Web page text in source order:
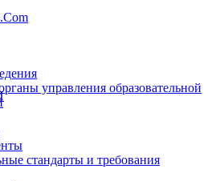
управления образовательной
стандарты и требования